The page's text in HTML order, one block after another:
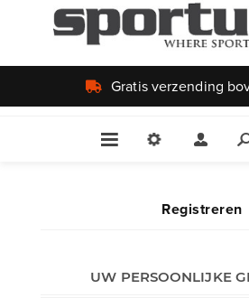
Gratis verzending
Registreren
UW PERSOONLIJKE